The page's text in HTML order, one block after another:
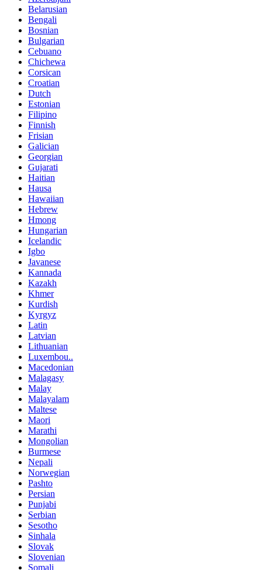
Belarusian
Bengali
Bosnian
Bulgarian
Cebuano
Chichewa
Corsican
Croatian
Dutch
Estonian
Filipino
Finnish
Frisian
Galician
Georgian
Gujarati
Haitian
Hausa
Hawaiian
Hebrew
Hmong
Hungarian
Icelandic
Igbo
Javanese
Kannada
Kazakh
Khmer
Kurdish
Kyrgyz
Latin
Latvian
Lithuanian
Luxembou..
Macedonian
Malagasy
Malay
Malayalam
Maltese
Maori
Marathi
Mongolian
Burmese
Nepali
Norwegian
Pashto
Persian
Punjabi
Serbian
Sesotho
Sinhala
Slovak
Slovenian
Somali